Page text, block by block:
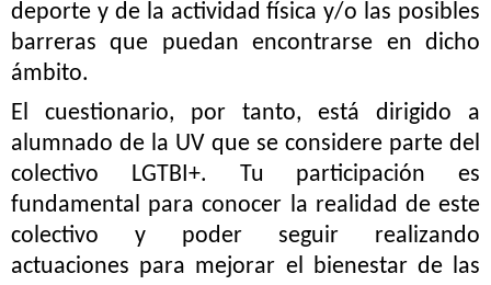
deporte y de la actividad física y/o las posibles
barreras que puedan encontrarse en dicho
ámbito.
El cuestionario, por tanto, está dirigido a
alumnado de la UV que se considere parte del
colectivo LGTBI+. Tu participación es
fundamental para conocer la realidad de este
colectivo y poder seguir realizando
actuaciones para mejorar el bienestar de las